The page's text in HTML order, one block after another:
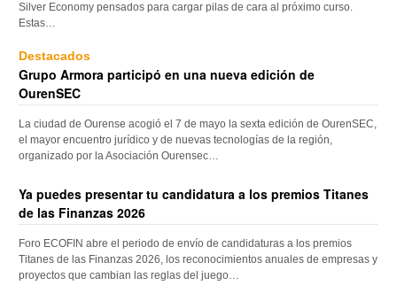
Silver Economy pensados para cargar pilas de cara al próximo curso.
Estas…
Destacados
Grupo Armora participó en una nueva edición de
OurenSEC
La ciudad de Ourense acogió el 7 de mayo la sexta edición de OurenSEC,
el mayor encuentro jurídico y de nuevas tecnologías de la región,
organizado por la Asociación Ourensec…
Ya puedes presentar tu candidatura a los premios Titanes
de las Finanzas 2026
Foro ECOFIN abre el periodo de envío de candidaturas a los premios
Titanes de las Finanzas 2026, los reconocimientos anuales de empresas y
proyectos que cambian las reglas del juego…